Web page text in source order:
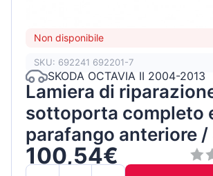
Non disponibile
SKU: 692241 692201-7
SKODA OCTAVIA II 2004-2013
Lamiera di
sottoporta completo
parafango anteriore /
/ Set
100,54€